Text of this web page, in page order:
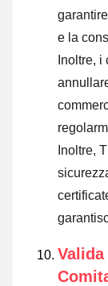
e la
Inoltre,
Inoltre,